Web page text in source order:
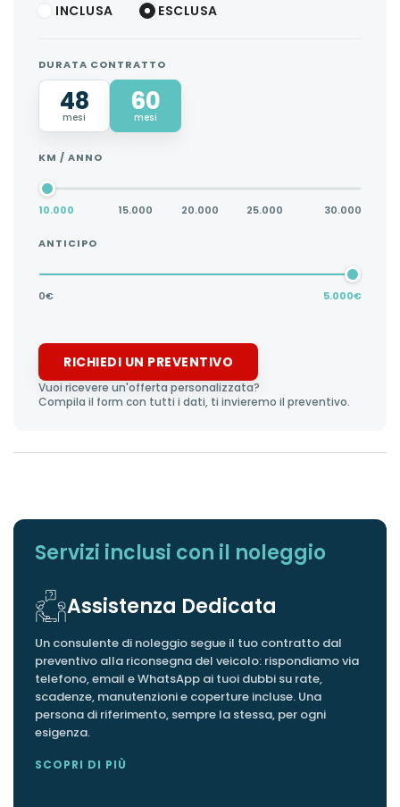
INCLUSA ESCLUSA
DURATA CONTRATTO
48
mesi
60
mesi
KM / ANNO
10.000 15.000 20.000 25.000 30.000
ANTICIPO
0€ 5.000€
RICHIEDI UN PREVENTIVO
Vuoi ricevere un'offerta personalizzata?
Compila il form con tutti i dati, ti invieremo il preventivo.
CHILOMETRI INCLUSI
DURATA
PNEUMATICI AGGIUNTIVI
VEICOLO SOSTITUTIVO
Servizi inclusi con il noleggio
Assistenza Dedicata
Un consulente di noleggio segue il tuo contratto dal
preventivo alla riconsegna del veicolo: rispondiamo via
telefono, email e WhatsApp ai tuoi dubbi su rate,
scadenze, manutenzioni e coperture incluse. Una
persona di riferimento, sempre la stessa, per ogni
esigenza.
SCOPRI DI PIÙ